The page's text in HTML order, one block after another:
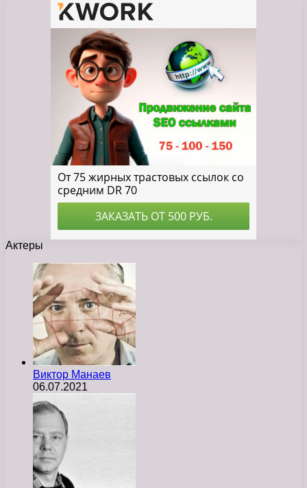
Актеры
Виктор Манаев
06.07.2021